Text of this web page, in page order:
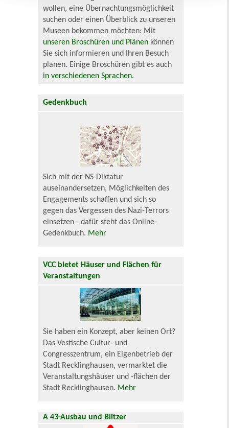
wollen, eine Übernachtungsmöglichkeit
suchen oder einen Überblick zu unseren
Museen bekommen möchten: Mit
unseren Broschüren und Plänen können
Sie sich informieren und Ihren Besuch
planen. Einige Broschüren gibt es auch
in verschiedenen Sprachen.
Gedenkbuch
Sich mit der NS-Diktatur
auseinandersetzen, Möglichkeiten des
Engagements schaffen und sich so
gegen das Vergessen des Nazi-Terrors
einsetzen - dafür steht das Online-
Gedenkbuch. Mehr
VCC bietet Häuser und Flächen für
Veranstaltungen
Sie haben ein Konzept, aber keinen Ort?
Das Vestische Cultur- und
Congresszentrum, ein Eigenbetrieb der
Stadt Recklinghausen, vermarktet die
Veranstaltungshäuser und -flächen der
Stadt Recklinghausen. Mehr
A 43-Ausbau und Blitzer